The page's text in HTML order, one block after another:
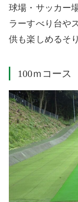
球場・サッカー
ラーすべり台や
供も楽しめるそ
100ｍコース